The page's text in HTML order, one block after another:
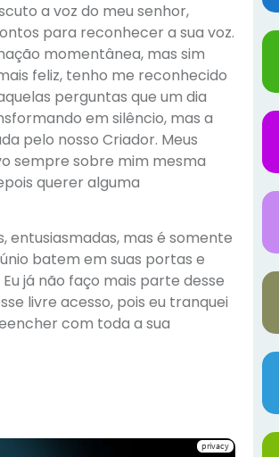
a voz do meu senhor,
para reconhecer a sua voz.
momentânea, mas sim
feliz, tenho me reconhecido
perguntas que um dia
em silêncio, mas a
pelo nosso Criador. Meus
sempre sobre mim mesma
querer alguma
entusiasmadas, mas é somente
batem em suas portas e
já não faço mais parte desse
livre acesso, pois eu tranquei
com toda a sua